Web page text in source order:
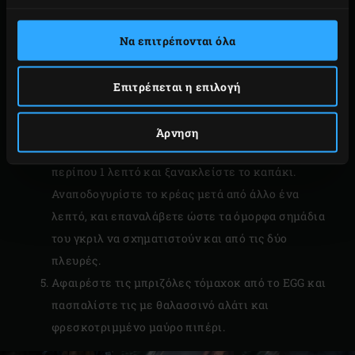
Να επιτρέπονται όλα
Επιτρέπεται η επιλογή
Άρνηση
τοποθετήστε τη μαντεμένια σχάραCast Iron Grid
στο EGG. Ζεστάνετε το Big Green Egg μέχρι τους
250°C. Κόψτε ανάμεσα στα πλευρά για να χωρίσετε
την τόμαχοκ σε ξεχωριστές μπριζόλες.
Τοποθετήστε τις μπριζόλες τόμαχοκ πάνω στη
σχάρα και κλείστε το καπάκι του EGG. Στρίψτε το
κρέας κατά ένα τέταρτο του κύκλου μετά από
περίπου 1 λεπτό και ξανακλείστε το καπάκι.
Αναποδογυρίστε το κρέας μετά από άλλο ένα
λεπτό, και επαναλάβετε ώστε τα όμορφα σημάδια
του γκριλ να σχηματιστούν και από τις δύο
πλευρές.
Αφαιρέστε τις μπριζόλες τόμαχοκ από το EGG και
πασπαλίστε τις με θαλασσινό αλάτι και
φρεσκοτριμμένο μαύρο πιπέρι.